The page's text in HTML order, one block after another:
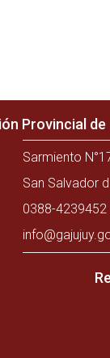
Provincial
Sarmiento
San Salvador
0388-